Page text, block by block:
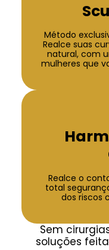
Método
Realce suas
natural, com
mulheres que
Realce o
total
dos riscos
Sem
soluções